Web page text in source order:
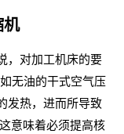
机
，对加工机床的要
无油的干式空气压
发热，进而所导致
意味着必须提高核